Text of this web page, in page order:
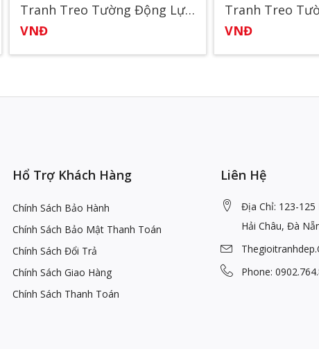
Tranh Treo Tường Động Lực 35
VNĐ
VNĐ
Hổ Trợ Khách Hàng
Chính Sách Bảo Hành
Chính Sách Bảo Mật Thanh Toán
Chính Sách Đổi Trả
Chính Sách Giao Hàng
Chính Sách Thanh Toán
Liên Hệ
Địa Chỉ: 123-125
Hải Châu, Đà
Phone: